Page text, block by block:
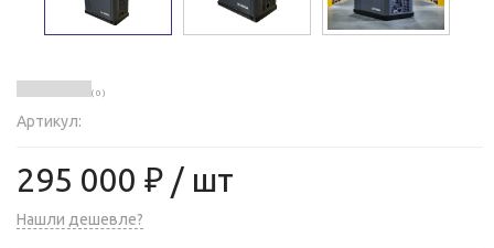
( 0 )
Артикул:
295 000 ₽ / шт
Нашли дешевле?